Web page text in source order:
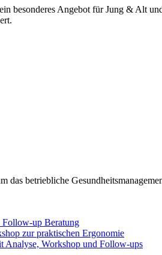
besonderes Angebot für Jung & Alt
das betriebliche
Follow-up Beratung
zur praktischen Ergonomie
Analyse, Workshop und Follow-ups